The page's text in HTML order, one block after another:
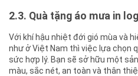
2.3. Quà tặng áo mưa in
Với khí hậu nhiệt đới gió mùa và
như ở Việt Nam thì việc lựa chọn
sức hợp lý. Bạn sẽ sở hữu một
màu, sắc nét, an toàn và thân